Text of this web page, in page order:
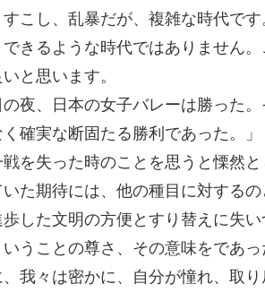
こし、乱暴だが、複雑な時代で
きるような時代ではありません。
と思います。
夜、日本の女子バレーは勝った
確実な断固たる勝利であった。
を失った時のことを思うと慄然と
た期待には、他の種目に対する
した文明の方便とすり替えに失
うことの尊さ、その意味をであっ
我々は密かに、自分が憧れ、取り